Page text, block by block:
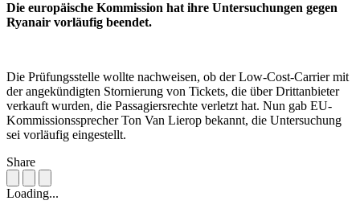
Die europäische Kommission hat ihre Untersuchungen gegen
Ryanair vorläufig beendet.
Die Prüfungsstelle wollte nachweisen, ob der Low-Cost-Carrier mit
der angekündigten Stornierung von Tickets, die über Drittanbieter
verkauft wurden, die Passagiersrechte verletzt hat. Nun gab EU-
Kommissionssprecher Ton Van Lierop bekannt, die Untersuchung
sei vorläufig eingestellt.
Share
Loading...